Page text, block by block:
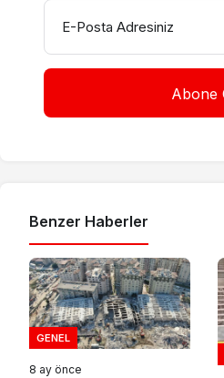
E-Posta Adresiniz
Benzer Haberler
GENEL
8 ay önce